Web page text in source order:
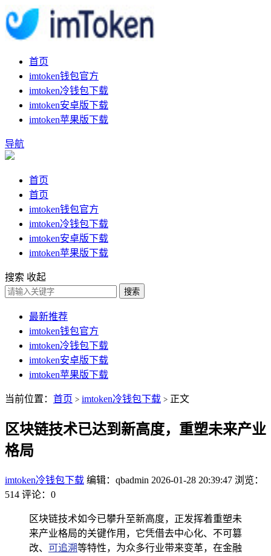
首页
imtoken钱包官方
imtoken冷钱包下载
imtoken安卓版下载
imtoken苹果版下载
导航
首页
首页
imtoken钱包官方
imtoken冷钱包下载
imtoken安卓版下载
imtoken苹果版下载
搜索 收起
搜索
最新推荐
imtoken钱包官方
imtoken冷钱包下载
imtoken安卓版下载
imtoken苹果版下载
当前位置： 首页 > imtoken冷钱包下载 > 正文
区块链技术已达到新高度，重塑未来产业
格局
imtoken冷钱包下载 编辑：qbadmin 2026-01-28 20:39:47 浏览：
514 评论：0
区块链技术如今已攀升至新高度，正发挥着重塑未
来产业格局的关键作用，它凭借去中心化、不可篡
改、 可追溯等特性，为众多行业带来变革，在金融